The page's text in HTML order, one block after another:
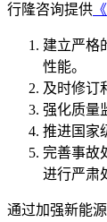
行隆咨询提供
建立严格
性能。
及时修订
强化质量
推进国家
完善事故
进行严肃
通过加强新能